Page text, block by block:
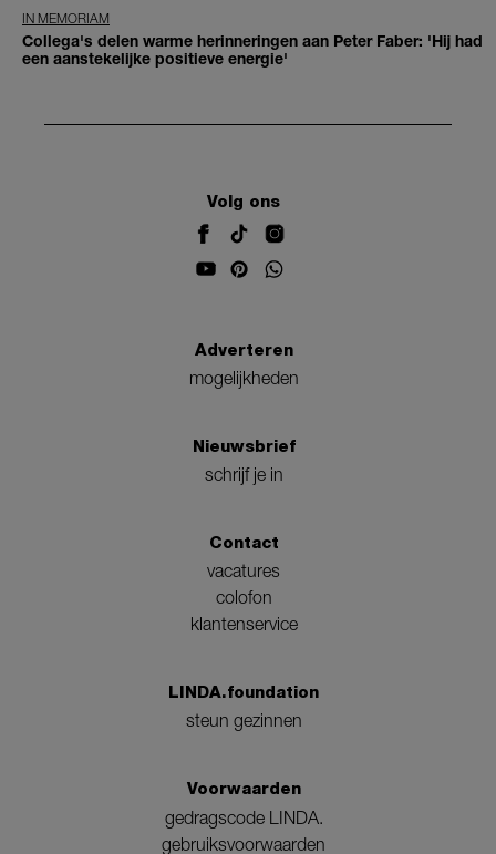
IN MEMORIAM
Collega's delen warme herinneringen aan Peter Faber: 'Hij had
een aanstekelijke positieve energie'
Volg ons
Adverteren
mogelijkheden
Nieuwsbrief
schrijf je in
Contact
vacatures
colofon
klantenservice
LINDA.foundation
steun gezinnen
Voorwaarden
gedragscode LINDA.
gebruiksvoorwaarden